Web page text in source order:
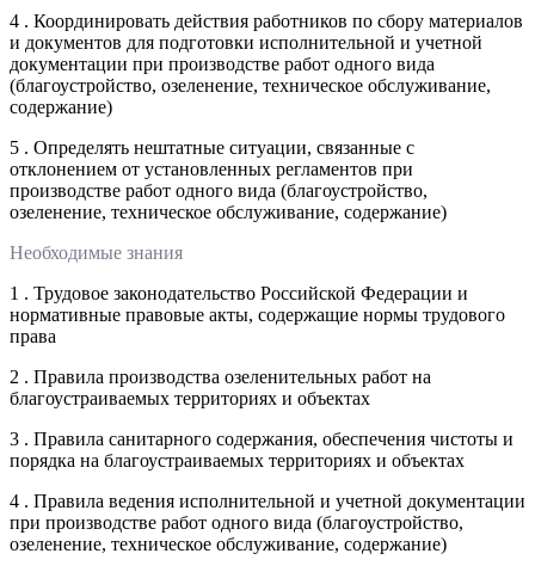
4 . Координировать действия работников по сбору материалов
и документов для подготовки исполнительной и учетной
документации при производстве работ одного вида
(благоустройство, озеленение, техническое обслуживание,
содержание)
5 . Определять нештатные ситуации, связанные с
отклонением от установленных регламентов при
производстве работ одного вида (благоустройство,
озеленение, техническое обслуживание, содержание)
Необходимые знания
1 . Трудовое законодательство Российской Федерации и
нормативные правовые акты, содержащие нормы трудового
права
2 . Правила производства озеленительных работ на
благоустраиваемых территориях и объектах
3 . Правила санитарного содержания, обеспечения чистоты и
порядка на благоустраиваемых территориях и объектах
4 . Правила ведения исполнительной и учетной документации
при производстве работ одного вида (благоустройство,
озеленение, техническое обслуживание, содержание)